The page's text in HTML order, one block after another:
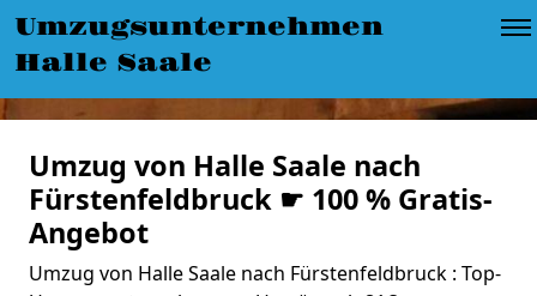
Umzugsunternehmen
Halle Saale
Umzug von Halle Saale nach
Fürstenfeldbruck ☛ 100 % Gratis-
Angebot
Umzug von Halle Saale nach Fürstenfeldbruck : Top-